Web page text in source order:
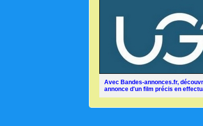
Avec Bandes-annonces.fr,
annonce d'un film précis en